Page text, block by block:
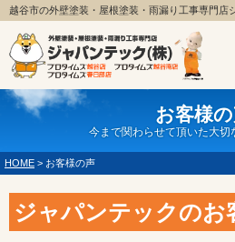
越谷市の外壁塗装・屋根塗装・雨漏り工事専門店
お客様
今まで関わらせて頂いた大切
HOME > お客様の声
ジャパンテックのお